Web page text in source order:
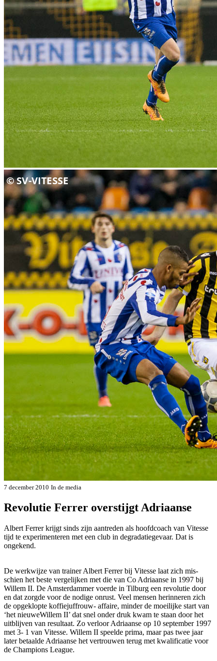
7 december 2010 In de media
Revolutie Ferrer overstijgt Adriaanse
Albert Ferrer krijgt sinds zijn aantreden als hoofd­coach van Vitesse
tijd te ex­perimenteren met een club in degradatiegevaar. Dat is
ongekend.
De werkwijze van trai­ner Albert Ferrer bij Vitesse laat zich mis­
schien het beste verge­lijken met die van Co Adriaanse in 1997 bij
Willem II. De Amsterdam­mer voerde in Tilburg een revolu­tie door
en dat zorgde voor de no­dige onrust. Veel mensen herinne­ren zich
de opgeklopte koffiejuf­frouw- affaire, minder de moeilijke start van
‘het nieuweWillem II’ dat snel onder druk kwam te staan door het
uitblijven van resultaat. Zo verloor Adriaanse op 10 sep­tember 1997
met 3- 1 van Vitesse. Willem II speelde prima, maar pas twee jaar
later betaalde Adriaanse het vertrouwen terug met kwalifi­catie voor
de Champions League.